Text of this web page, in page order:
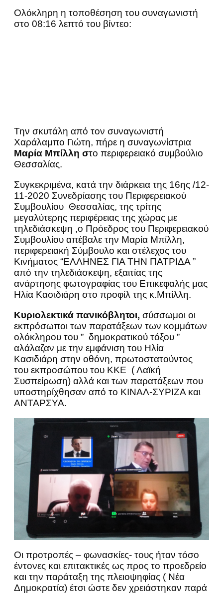
Ολόκληρη η τοποθέσηση του συναγωνιστή
στο 08:16 λεπτό του βίντεο:
Την σκυτάλη από τον συναγωνιστή
Χαράλαμπο Γιώτη, πήρε η συναγωνίστρια
Μαρία Μπίλλη στο περιφερειακό συμβούλιο
Θεσσαλίας.
Συγκεκριμένα, κατά την διάρκεια της 16ης /12-
11-2020 Συνεδρίασης του Περιφερειακού
Συμβουλίου Θεσσαλίας, της τρίτης
μεγαλύτερης περιφέρειας της χώρας με
τηλεδιάσκεψη ,ο Πρόεδρος του Περιφερειακού
Συμβουλίου απέβαλε την Μαρία Μπίλλη,
περιφερειακή Σύμβουλο και στέλεχος του
Κινήματος “ΕΛΛΗΝΕΣ ΓΙΑ ΤΗΝ ΠΑΤΡΙΔΑ ”
από την τηλεδιάσκεψη, εξαιτίας της
ανάρτησης φωτογραφίας του Επικεφαλής μας
Ηλία Κασιδιάρη στο προφίλ της κ.Μπίλλη.
Κυριολεκτικά πανικόβλητοι, σύσσωμοι οι
εκπρόσωποι των παρατάξεων των κομμάτων
ολόκληρου του ” δημοκρατικού τόξου ”
αλάλαζαν με την εμφάνιση του Ηλία
Κασιδιάρη στην οθόνη, πρωτοστατούντος
του εκπροσώπου του ΚΚΕ ( Λαϊκή
Συσπείρωση) αλλά και των παρατάξεων που
υποστηρίχθησαν από το ΚΙΝΑΛ-ΣΥΡΙΖΑ και
ΑΝΤΑΡΣΥΑ.
Οι προτροπές – φωνασκίες- τους ήταν τόσο
έντονες και επιτακτικές ως προς το προεδρείο
και την παράταξη της πλειοψηφίας ( Νέα
Δημοκρατία) έτσι ώστε δεν χρειάστηκαν παρά